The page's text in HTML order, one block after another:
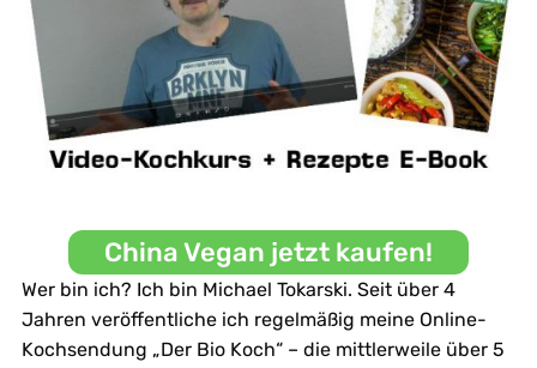
China Vegan jetzt kaufen!
Wer bin ich? Ich bin Michael Tokarski. Seit über 4
Jahren veröffentliche ich regelmäßig meine Online-
Kochsendung „Der Bio Koch“ – die mittlerweile über 5